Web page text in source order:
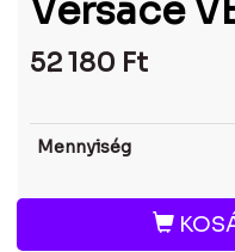
Versace
52 180 Ft
Mennyiség